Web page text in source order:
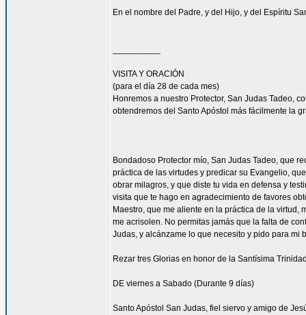
En el nombre del Padre, y del Hijo, y del Espíritu
VISITA Y ORACIÓN
(para el día 28 de cada mes)
Honremos a nuestro Protector, San Judas Tadeo,
obtendremos del Santo Apóstol más fácilmente la
Bondadoso Protector mío, San Judas Tadeo, que
práctica de las virtudes y predicar su Evangelio,
obrar milagros, y que diste tu vida en defensa y
visita que te hago en agradecimiento de favores
Maestro, que me aliente en la práctica de la
me acrisolen. No permitas jamás que la falta de
Judas, y alcánzame lo que necesito y pido para mi
Rezar tres Glorias en honor de la Santísima
DE viernes a Sabado (Durante 9 días)
Santo Apóstol San Judas, fiel siervo y amigo de